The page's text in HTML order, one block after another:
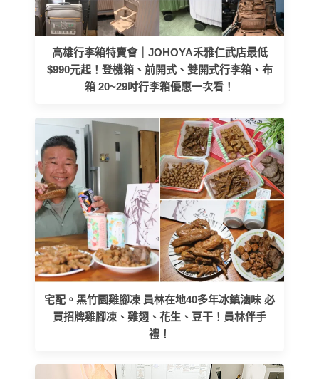
高雄行李箱特賣會｜JOHOYA禾雅仁武店最低
$990元起！登機箱、前開式、雙開式行李箱、布
箱 20~29吋行李箱優惠一次看！
宅配。黑竹園雞腳凍 員林在地40多年冰鎮滷味 必
買招牌雞腳凍、雞翅、花生、豆干！員林伴手
禮！